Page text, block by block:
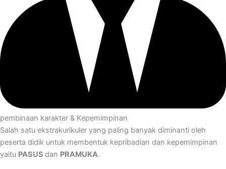
pembinaan karakter & Kepemimpinan
Salah satu ekstrakurikuler yang paling banyak diminanti oleh
peserta didik untuk membentuk kepribadian dan kepemimpinan
yaitu PASUS dan PRAMUKA.